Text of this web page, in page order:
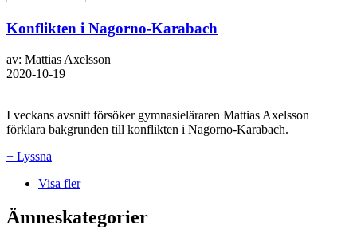
Konflikten i Nagorno-Karabach
av: Mattias Axelsson
2020-10-19
I veckans avsnitt försöker gymnasieläraren Mattias Axelsson
förklara bakgrunden till konflikten i Nagorno-Karabach.
+ Lyssna
Visa fler
Ämneskategorier